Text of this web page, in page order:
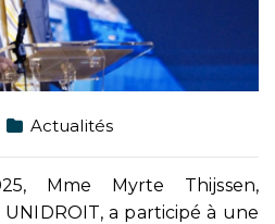
Actualités
Mme Myrte Thijssen,
a participé à une